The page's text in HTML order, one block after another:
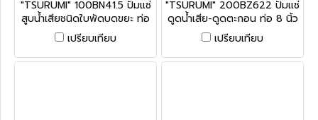
"TSURUMI" 100BN41.5 ปั๊มแช่
สูบน้ำเสียชนิดใบพัดบดขยะ ท่อ
4 นิ้ว 2 แรงม้า ส่งสูง 8-5
เมตร 380V เหมาะสำหรับน้ำเสีย
ของแข็ง หรือวัสดุเส้นใย
เปรียบเทียบ
"TSURUMI" 200BZ622 ปั๊มแช่
ดูดน้ำเสีย-ดูดตะกอน ท่อ 8 นิ้ว
30 แรงม้า ส่งสูง 12-22 เมตร
ชนิดใบพัด CHANNEL แบบช่อง
เดี่ยว BZ SERIES
เปรียบเทียบ